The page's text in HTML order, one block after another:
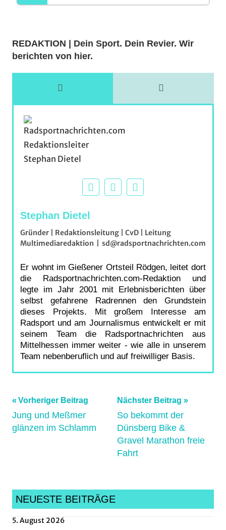
REDAKTION | Dein Sport. Dein Revier. Wir
berichten von hier.
Stephan Dietel
Gründer | Redaktionsleitung | CvD | Leitung
Multimediaredaktion
sd@radsportnachrichten.com
Er wohnt im Gießener Ortsteil Rödgen, leitet dort
die Radsportnachrichten.com-Redaktion und
legte im Jahr 2001 mit Erlebnisberichten über
selbst gefahrene Radrennen den Grundstein
dieses Projekts. Mit großem Interesse am
Radsport und am Journalismus entwickelt er mit
seinem Team die Radsportnachrichten aus
Mittelhessen immer weiter - wie alle in unserem
Team nebenberuflich und auf freiwilliger Basis.
Schlagwörter:
BadSalzdetfurth,
Cycle.Invest,
Radsportnachrichten
Beitragsnavigation
Vorheriger Beitrag
Jung und Meßmer
glänzen im Schlamm
Nächster Beitrag
So bekommt der
Dünsberg Bike &
Gravel Marathon freie
Fahrt
NEUESTE BEITRÄGE
5. August 2026